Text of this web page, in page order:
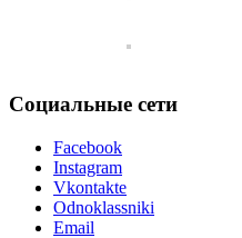
Социальные сети
Facebook
Instagram
Vkontakte
Odnoklassniki
Email